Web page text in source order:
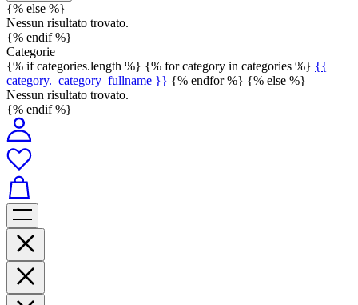
{% else %}
Nessun risultato trovato.
{% endif %}
Categorie
{% if categories.length %} {% for category in categories %} {{
category._category_fullname }} {% endfor %} {% else %}
Nessun risultato trovato.
{% endif %}